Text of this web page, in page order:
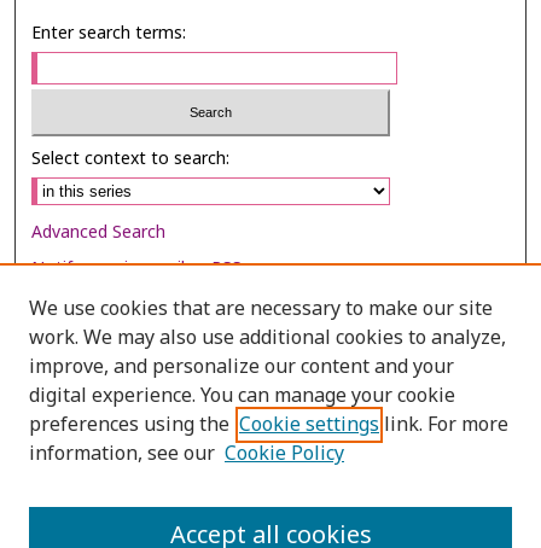
Enter search terms:
Select context to search:
Advanced Search
Notify me via email orRSS
Browse
Collections
Disciplines
Authors
We use cookies that are necessary to make our site
work. We may also use additional cookies to analyze,
improve, and personalize our content and your
digital experience. You can manage your cookie
preferences using the Cookie settings link. For more
information, see our Cookie Policy
Accept all cookies